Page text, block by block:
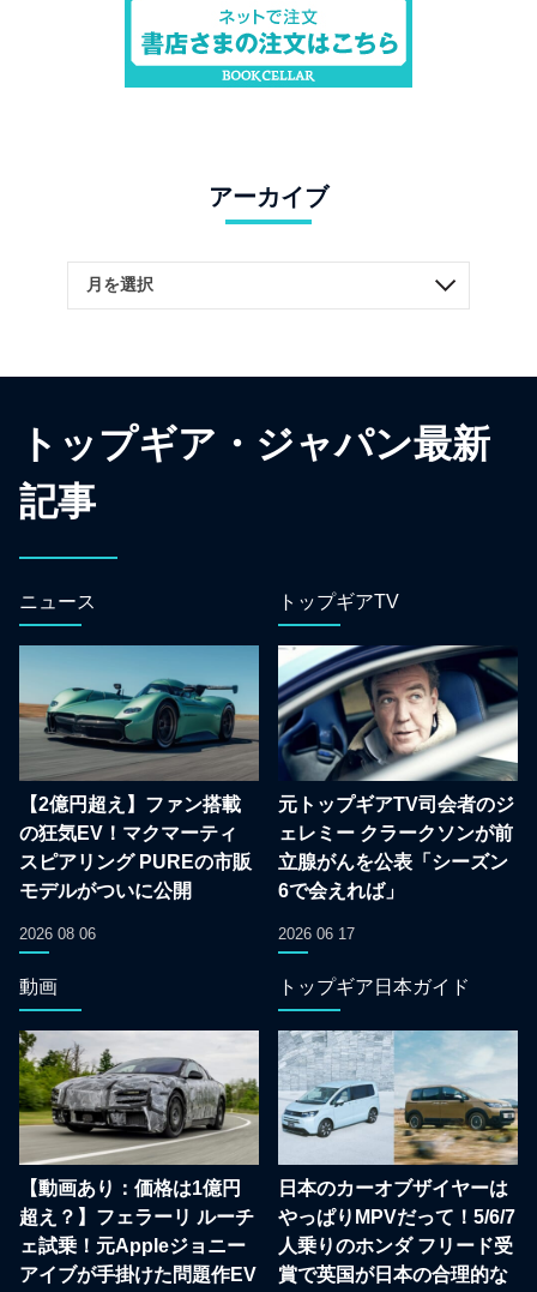
アーカイブ
トップギア・ジャパン最新
記事
ニュース
【2億円超え】ファン搭載
の狂気EV！マクマーティ
スピアリング PUREの市販
モデルがついに公開
2026 08 06
トップギアTV
元トップギアTV司会者のジ
ェレミー クラークソンが前
立腺がんを公表「シーズン
6で会えれば」
2026 06 17
動画
【動画あり：価格は1億円
超え？】フェラーリ ルーチ
ェ試乗！元Appleジョニー
アイブが手掛けた問題作EV
トップギア日本ガイド
日本のカーオブザイヤーは
やっぱりMPVだって！5/6/7
人乗りのホンダ フリード受
賞で英国が日本の合理的な